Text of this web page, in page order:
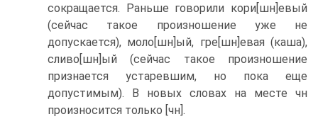
сокращается. Раньше говорили кори[шн]евый
(сейчас такое произношение уже не
допускается), моло[шн]ый, гре[шн]евая (каша),
сливо[шн]ый (сейчас такое произношение
признается устаревшим, но пока еще
допустимым). В новых словах на месте чн
произносится только [чн].